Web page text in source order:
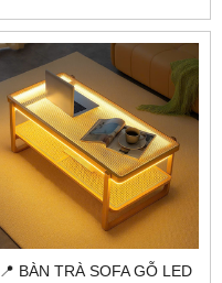
ĐỘC BẢN SANG TRỌNG
📍 BÀN TRÀ SOFA GỖ LED